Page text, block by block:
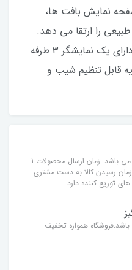
نمایش بافت ها،
را ارتقا می دهد.
سایه این مانیتور UltraWide دارای یک نمایشگر 3 طرفه
قابل تنظیم شیب و
تمامی محصولات موجود می باشد. زمان ارسال محصولات 1
زمان رسیدن کالا به دست مشتری
توزیع کننده دارد.
همواره تخفیف